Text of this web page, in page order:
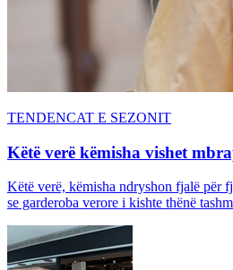
TENDENCAT E SEZONIT
Këtë verë këmisha vishet
Këtë verë, këmisha ndryshon fjalë për
se garderoba verore i kishte thënë